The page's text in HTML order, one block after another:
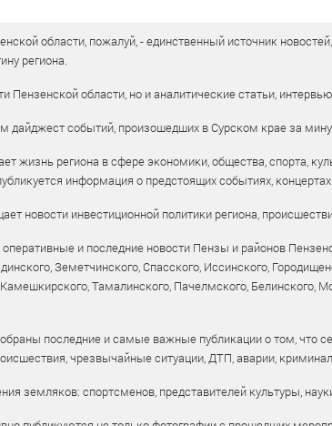
области, пожалуй, - единственный источник
региона.
Пензенской области, но и аналитические статьи,
дайджест событий, произошедших в Сурском крае за
жизнь региона в сфере экономики, общества, спорта,
информация о предстоящих событиях,
новости инвестиционной политики региона,
и последние новости Пензы и районов
Земетчинского, Спасского, Иссинского,
Тамалинского, Пачелмского, Белинского,
последние и самые важные публикации о том, что
чрезвычайные ситуации, ДТП, аварии,
земляков: спортсменов, представителей культуры,